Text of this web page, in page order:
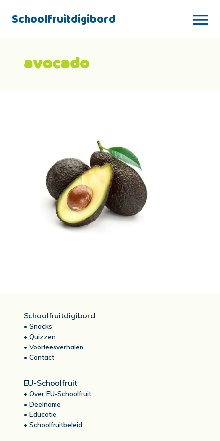
Schoolfruitdigibord
avocado
Schoolfruitdigibord
Snacks
Quizzen
Voorleesverhalen
Contact
EU-Schoolfruit
Over EU-Schoolfruit
Deelname
Educatie
Schoolfruitbeleid